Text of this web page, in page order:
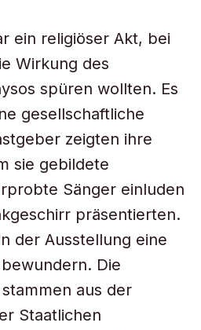
ein religiöser Akt, bei
Wirkung des
spüren wollten. Es
gesellschaftliche
zeigten ihre
sie gebildete
Sänger einluden
präsentierten.
der Ausstellung eine
Die
aus der
Staatlichen